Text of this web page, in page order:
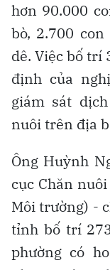
hơn 90.000
bò, 2.700
dê. Việc bố trí
định của
giám sát
nuôi trên địa
Ông Huỳnh
cục Chăn
Môi trường) -
tỉnh bố trí
phường có